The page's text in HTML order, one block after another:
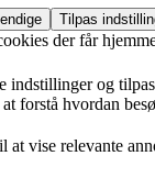
Tilpas
der får
indstillinger og
forstå hvordan
at vise relevante